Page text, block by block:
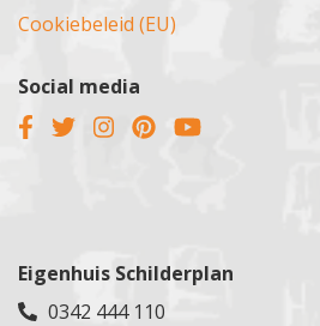
Cookiebeleid (EU)
Social media
Eigenhuis Schilderplan
0342 444 110